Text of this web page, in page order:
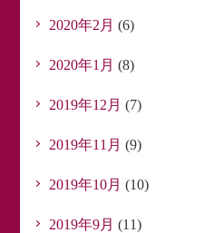
2020年2月 (6)
2020年1月 (8)
2019年12月 (7)
2019年11月 (9)
2019年10月 (10)
2019年9月 (11)